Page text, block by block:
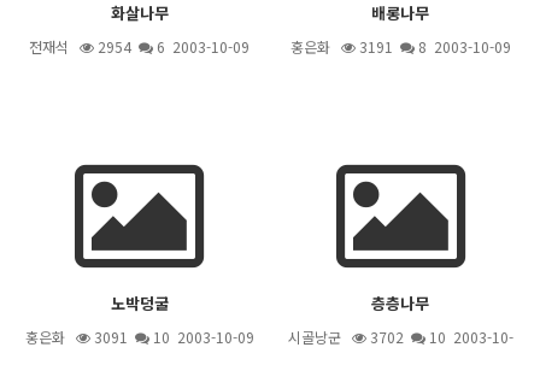
화살나무
전재석 2954 6 2003-10-09
배롱나무
홍은화 3191 8 2003-10-09
노박덩굴
홍은화 3091 10 2003-10-09
층층나무
시골낭군 3702 10 2003-10-